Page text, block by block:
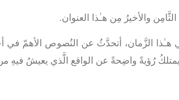
والأخيرُ مِن هـٰذا العنوان.
الزَّمان، أتحدَّثُ عن النُصوص الأهمّ في
رُؤيةً واضِحةً عن الواقع الَّذي يعيشُ فيهِ من